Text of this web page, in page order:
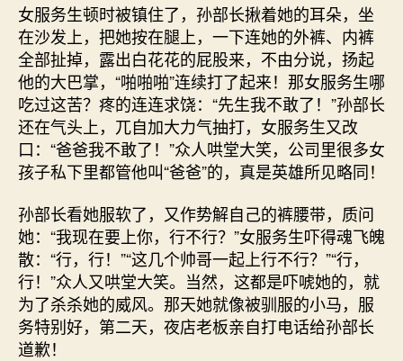
女服务生顿时被镇住了，孙部长揪着她的耳朵，坐
在沙发上，把她按在腿上，一下连她的外裤、内裤
全部扯掉，露出白花花的屁股来，不由分说，扬起
他的大巴掌，“啪啪啪”连续打了起来！那女服务生哪
吃过这苦？疼的连连求饶：“先生我不敢了！”孙部长
还在气头上，兀自加大力气抽打，女服务生又改
口：“爸爸我不敢了！”众人哄堂大笑，公司里很多女
孩子私下里都管他叫“爸爸”的，真是英雄所见略同！
孙部长看她服软了，又作势解自己的裤腰带，质问
她：“我现在要上你，行不行？”女服务生吓得魂飞魄
散：“行，行！”“这几个帅哥一起上行不行？”“行，
行！”众人又哄堂大笑。当然，这都是吓唬她的，就
为了杀杀她的威风。那天她就像被驯服的小马，服
务特别好，第二天，夜店老板亲自打电话给孙部长
道歉！